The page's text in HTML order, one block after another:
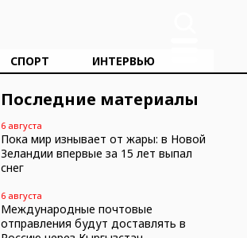
СПОРТ ИНТЕРВЬЮ
Последние материалы
6 августа
Пока мир изнывает от жары: в Новой
Зеландии впервые за 15 лет выпал
снег
6 августа
Международные почтовые
отправления будут доставлять в